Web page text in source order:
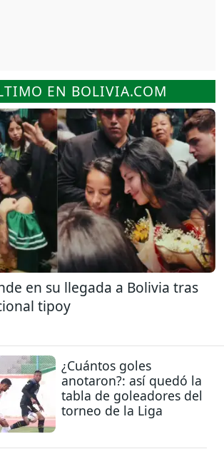
EN BOLIVIA.COM
en su llegada a Bolivia tras
tipoy
¿Cuántos goles
anotaron?: así quedó la
tabla de goleadores del
torneo de la Liga